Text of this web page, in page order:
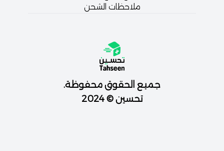
ملاحظات الشحن
جميع الحقوق محفوظة.
تحسين © 2024